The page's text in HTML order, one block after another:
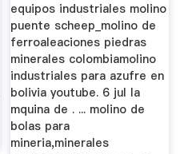
equipos industriales molino
puente scheep_molino de
ferroaleaciones piedras
minerales colombiamolino
industriales para azufre en
bolivia youtube. 6 jul la
mquina de . ... molino de
bolas para
mineria,minerales